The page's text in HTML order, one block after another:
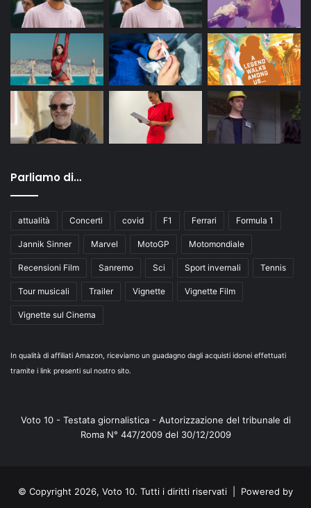
Parliamo di…
attualità Concerti covid F1 Ferrari Formula 1
Jannik Sinner Marvel MotoGP Motomondiale
Recensioni Film Sanremo Sci Sport invernali Tennis
Tour musicali Trailer Vignette Vignette Film
Vignette sul Cinema
In qualità di affiliati Amazon, riceviamo un guadagno dagli acquisti idonei effettuati
tramite i link presenti sul nostro sito.
Voto 10 - Testata giornalistica - Autorizzazione del tribunale di
Roma N° 447/2009 del 30/12/2009
© Copyright 2026, Voto 10. Tutti i diritti riservati | Powered by